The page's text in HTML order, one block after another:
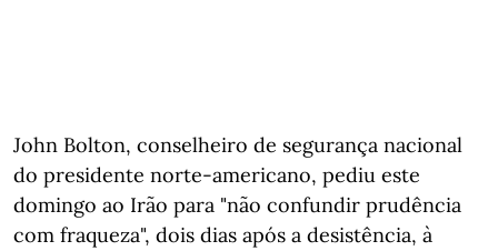
John Bolton, conselheiro de segurança nacional
do presidente norte-americano, pediu este
domingo ao Irão para "não confundir prudência
com fraqueza", dois dias após a desistência, à